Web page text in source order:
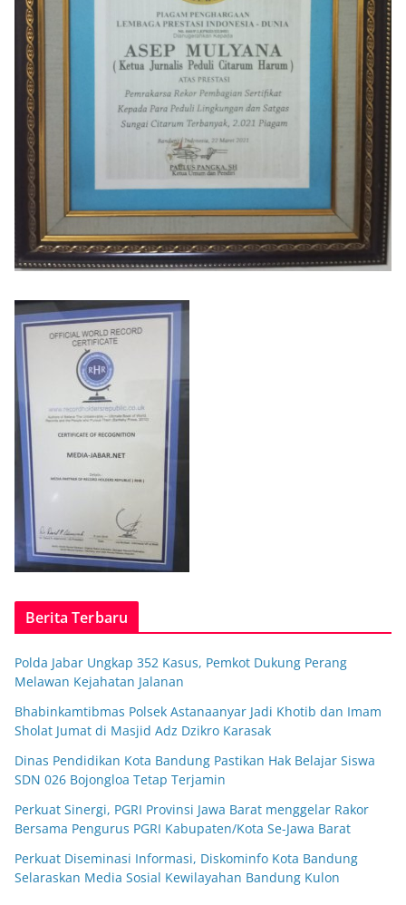
Berita Terbaru
Polda Jabar Ungkap 352 Kasus, Pemkot Dukung Perang
Melawan Kejahatan Jalanan
Bhabinkamtibmas Polsek Astanaanyar Jadi Khotib dan Imam
Sholat Jumat di Masjid Adz Dzikro Karasak
Dinas Pendidikan Kota Bandung Pastikan Hak Belajar Siswa
SDN 026 Bojongloa Tetap Terjamin
Perkuat Sinergi, PGRI Provinsi Jawa Barat menggelar Rakor
Bersama Pengurus PGRI Kabupaten/Kota Se-Jawa Barat
Perkuat Diseminasi Informasi, Diskominfo Kota Bandung
Selaraskan Media Sosial Kewilayahan Bandung Kulon